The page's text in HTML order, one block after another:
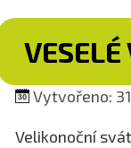
VESELÉ
Vytvořeno:
Velikonoční